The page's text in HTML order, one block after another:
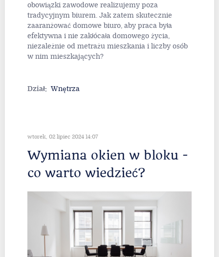
obowiązki zawodowe realizujemy poza
tradycyjnym biurem. Jak zatem skutecznie
zaaranżować domowe biuro, aby praca była
efektywna i nie zakłócała domowego życia,
niezależnie od metrażu mieszkania i liczby osób
w nim mieszkających?
Dział: Wnętrza
wtorek, 02 lipiec 2024 14:07
Wymiana okien w bloku -
co warto wiedzieć?